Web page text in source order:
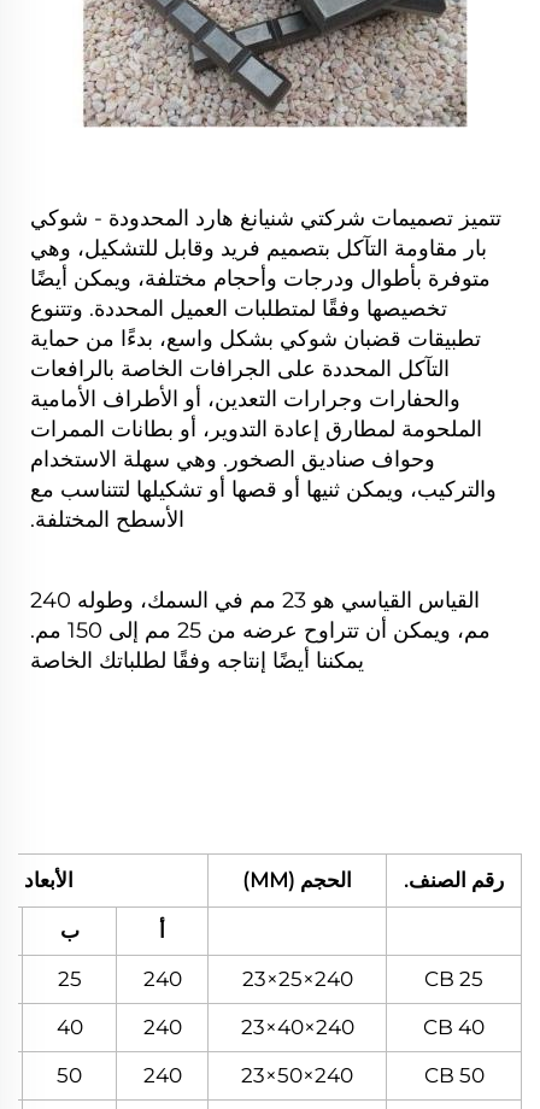
تتميز تصميمات شركتي شنيانغ هارد المحدودة - شوكي
بار مقاومة التآكل بتصميم فريد وقابل للتشكيل، وهي
متوفرة بأطوال ودرجات وأحجام مختلفة، ويمكن أيضًا
تخصيصها وفقًا لمتطلبات العميل المحددة. وتتنوع
تطبيقات قضبان شوكي بشكل واسع، بدءًا من حماية
التآكل المحددة على الجرافات الخاصة بالرافعات
والحفارات وجرارات التعدين، أو الأطراف الأمامية
الملحومة لمطارق إعادة التدوير، أو بطانات الممرات
وحواف صناديق الصخور. وهي سهلة الاستخدام
والتركيب، ويمكن ثنيها أو قصها أو تشكيلها لتتناسب مع
الأسطح المختلفة.
القياس القياسي هو 23 مم في السمك، وطوله 240
مم، ويمكن أن تتراوح عرضه من 25 مم إلى 150 مم.
يمكننا أيضًا إنتاجه وفقًا لطلباتك الخاصة
رقم الصنف. الحجم (MM) الأبعاد
أ
ب
CB 25
240×25×23
240
25
CB 40
240×40×23
240
40
CB 50
240×50×23
240
50